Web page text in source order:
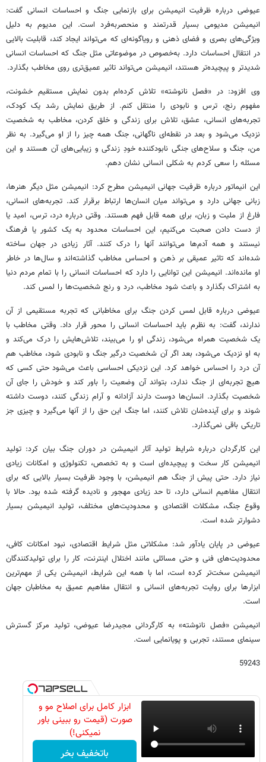
عیوضی درباره ظرفیت انیمیشن برای بازنمایی جنگ و احساسات انسانی گفت:
انیمیشن مدیومی بسیار قدرتمند و منحصربه‌فرد است. این مدیوم به دلیل
ویژگی‌های بصری و فضای ذهنی و رویاگونه‌ای که می‌تواند ایجاد کند، قابلیت بالایی
در انتقال احساسات دارد. به‌خصوص در موضوعاتی مثل جنگ که احساسات انسانی
شدیدتر و پیچیده‌تر هستند، انیمیشن می‌تواند تاثیر عمیق‌تری روی مخاطب بگذارد.
وی افزود: در «فصل نانوشته» تلاش کرده‌ام بدون نمایش مستقیم خشونت،
مفهوم رنج، ترس و نابودی را منتقل کنم. از طریق نمایش رشد یک کودک،
تجربه‌های انسانی، عشق، تلاش برای زندگی و خلق کردن، مخاطب به شخصیت
نزدیک می‌شود و بعد در نقطه‌ای ناگهانی، جنگ همه چیز را از او می‌گیرد. به نظر
من، جنگ و سلاح‌های جنگی نابودکننده خودِ زندگی و زیبایی‌های آن هستند و این
مسئله را سعی کردم به شکلی انسانی نشان دهم.
این انیماتور درباره ظرفیت جهانی انیمیشن مطرح کرد: انیمیشن مثل دیگر هنرها،
زبانی جهانی دارد و می‌تواند میان انسان‌ها ارتباط برقرار کند. تجربه‌های انسانی،
فارغ از ملیت و زبان، برای همه قابل فهم هستند. وقتی درباره درد، ترس، امید یا
از دست دادن صحبت می‌کنیم، این احساسات محدود به یک کشور یا فرهنگ
نیستند و همه آدم‌ها می‌توانند آنها را درک کنند. آثار زیادی در جهان ساخته
شده‌اند که تاثیر عمیقی بر ذهن و احساس مخاطب گذاشته‌اند و سال‌ها در خاطر
او مانده‌اند. انیمیشن این توانایی را دارد که احساسات انسانی را با تمام مردم دنیا
به اشتراک بگذارد و باعث شود مخاطب، درد و رنج شخصیت‌ها را لمس کند.
عیوضی درباره قابل لمس کردن جنگ برای مخاطبانی که تجربه مستقیمی از آن
ندارند، گفت: به نظرم باید احساسات انسانی را محور قرار داد. وقتی مخاطب با
یک شخصیت همراه می‌شود، زندگی او را می‌بیند، تلاش‌هایش را درک می‌کند و
به او نزدیک می‌شود، بعد اگر آن شخصیت درگیر جنگ و نابودی شود، مخاطب هم
آن درد را احساس خواهد کرد. این نزدیکی احساسی باعث می‌شود حتی کسی که
هیچ تجربه‌ای از جنگ ندارد، بتواند آن وضعیت را باور کند و خودش را جای آن
شخصیت بگذارد. انسان‌ها دوست دارند آزادانه و آرام زندگی کنند، دوست داشته
شوند و برای آینده‌شان تلاش کنند، اما جنگ این حق را از آنها می‌گیرد و چیزی جز
تاریکی باقی نمی‌گذارد.
این کارگردان درباره شرایط تولید آثار انیمیشن در دوران جنگ بیان کرد: تولید
انیمیشن کار سخت و پیچیده‌ای است و به تخصص، تکنولوژی و امکانات زیادی
نیاز دارد. حتی پیش از جنگ هم انیمیشن، با وجود ظرفیت بسیار بالایی که برای
انتقال مفاهیم انسانی دارد، تا حد زیادی مهجور و نادیده گرفته شده بود. حالا با
وقوع جنگ، مشکلات اقتصادی و محدودیت‌های مختلف، تولید انیمیشن بسیار
دشوارتر شده است.
عیوضی در پایان یادآور شد: مشکلاتی مثل شرایط اقتصادی، نبود امکانات کافی،
محدودیت‌های فنی و حتی مسائلی مانند اختلال اینترنت، کار را برای تولیدکنندگان
انیمیشن سخت‌تر کرده است، اما با همه این شرایط، انیمیشن یکی از مهم‌ترین
ابزارها برای روایت تجربه‌های انسانی و انتقال مفاهیم عمیق به مخاطبان جهان
است.
انیمیشن «فصل نانوشته» به کارگردانی مجیدرضا عیوضی، تولید مرکز گسترش
سینمای مستند، تجربی و پویانمایی است.
59243
ابزار کامل برای اصلاح مو و
صورت (قیمت رو ببینی باور
نمیکنی!)
باتخفیف بخر